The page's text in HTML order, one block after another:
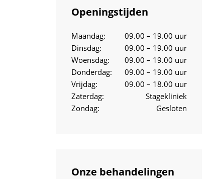
Openingstijden
Maandag:
09.00 – 19.00 uur
Dinsdag:
09.00 – 19.00 uur
Woensdag:
09.00 – 19.00 uur
Donderdag:
09.00 – 19.00 uur
Vrijdag:
09.00 – 18.00 uur
Zaterdag:
Stagekliniek
Zondag:
Gesloten
Onze behandelingen